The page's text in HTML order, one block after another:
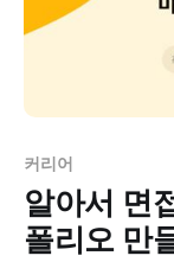
커리어
알아서 면
폴리오 만